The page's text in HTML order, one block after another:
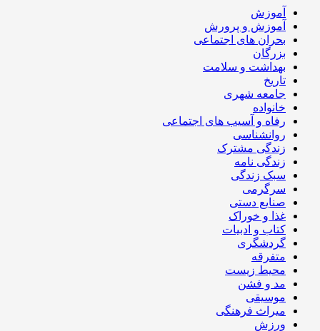
آموزش
آموزش و پرورش
بحران های اجتماعی
بزرگان
بهداشت و سلامت
تاریخ
جامعه شهری
خانواده
رفاه و آسیب های اجتماعی
روانشناسی
زندگی مشترک
زندگی نامه
سبک زندگی
سرگرمی
صنایع دستی
غذا و خوراک
کتاب و ادبیات
گردشگری
متفرقه
محیط زیست
مد و فشن
موسیقی
میراث فرهنگی
ورزش